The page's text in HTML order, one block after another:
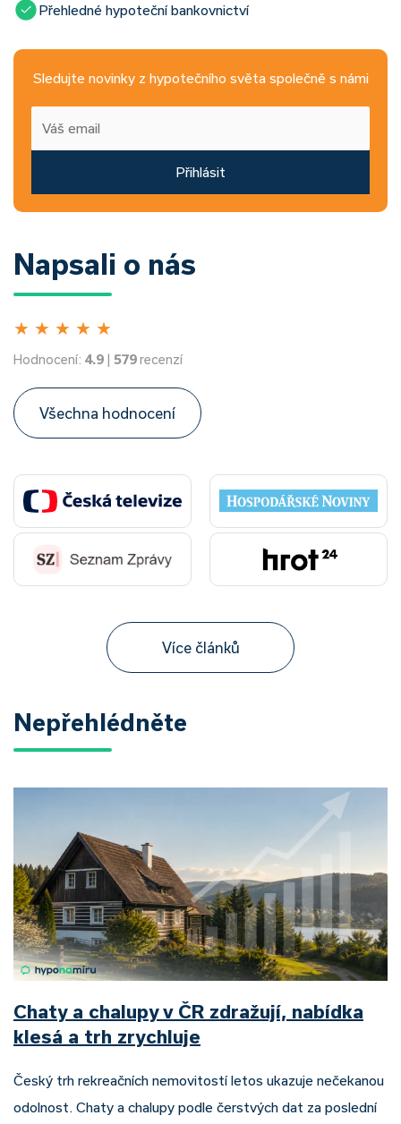
Přehledné hypoteční bankovnictví
Sledujte novinky z hypotečního světa společně s námi
Přihlásit
Napsali o nás
★ ★ ★ ★ ★
Hodnocení: 4.9 | 579recenzí
Všechna hodnocení
Více článků
Nepřehlédněte
Chaty a chalupy v ČR zdražují, nabídka
klesá a trh zrychluje
Český trh rekreačních nemovitostí letos ukazuje nečekanou
odolnost. Chaty a chalupy podle čerstvých dat za poslední